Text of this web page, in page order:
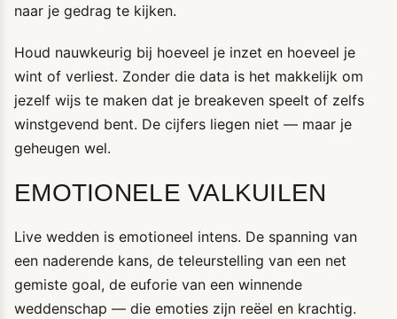
naar je gedrag te kijken.
Houd nauwkeurig bij hoeveel je inzet en hoeveel je
wint of verliest. Zonder die data is het makkelijk om
jezelf wijs te maken dat je breakeven speelt of zelfs
winstgevend bent. De cijfers liegen niet — maar je
geheugen wel.
EMOTIONELE VALKUILEN
Live wedden is emotioneel intens. De spanning van
een naderende kans, de teleurstelling van een net
gemiste goal, de euforie van een winnende
weddenschap — die emoties zijn reëel en krachtig.